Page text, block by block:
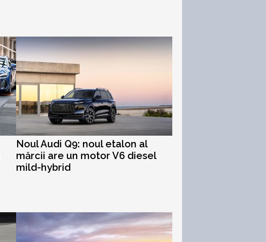
Noul Audi Q9: noul etalon al
mărcii are un motor V6 diesel
mild-hybrid